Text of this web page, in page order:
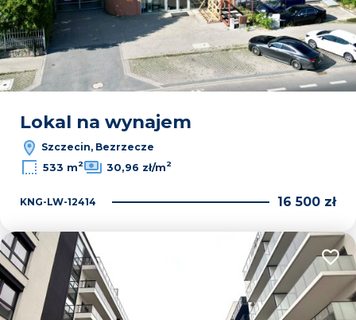
Lokal na wynajem
Szczecin, Bezrzecze
533 m2 30,96 zł/m2
KNG-LW-12414 16 500 zł